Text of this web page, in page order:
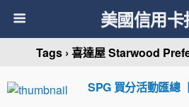
美國信用卡
Tags › 喜達屋 Starwood
SPG 買分活動匯總